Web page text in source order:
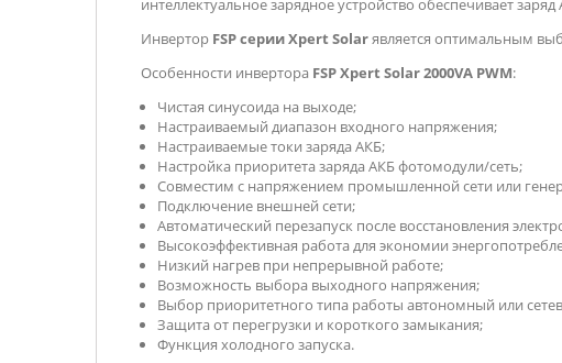
интеллектуальное зарядное устройство обеспечивает
Инвертор FSP серии Xpert Solarявляется оптимальным
Особенности инвертора FSP Xpert Solar 2000VA PWM:
Чистая синусоида на выходе;
Настраиваемый диапазон входного напряжения;
Настраиваемые токи заряда АКБ;
Настройка приоритета заряда АКБ фотомодули/сеть;
Совместим с напряжением промышленной сети или
Подключение внешней сети;
Автоматический перезапуск после восстановления
Высокоэффективная работа для экономии
Низкий нагрев при непрерывной работе;
Возможность выбора выходного напряжения;
Выбор приоритетного типа работы автономный или
Защита от перегрузки и короткого замыкания;
Функция холодного запуска.